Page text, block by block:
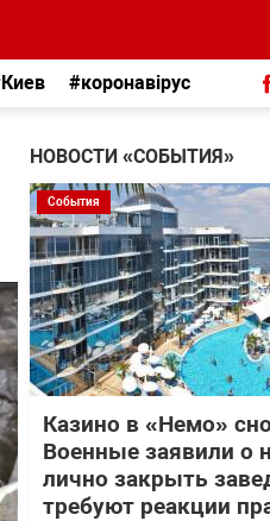
#коронавірус
НОВОСТИ «СОБЫТИЯ»
События
Казино в «Немо»
Военные заявили о
лично закрыть
требуют реакции